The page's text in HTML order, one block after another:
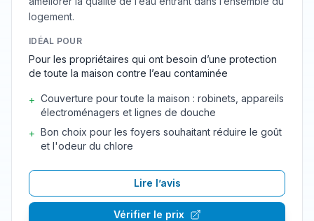
logement.
IDÉAL POUR
Pour les propriétaires qui ont besoin d’une protection
de toute la maison contre l’eau contaminée
+ Couverture pour toute la maison : robinets, appareils
électroménagers et lignes de douche
+ Bon choix pour les foyers souhaitant réduire le goût
et l'odeur du chlore
Lire l’avis
Vérifier le prix